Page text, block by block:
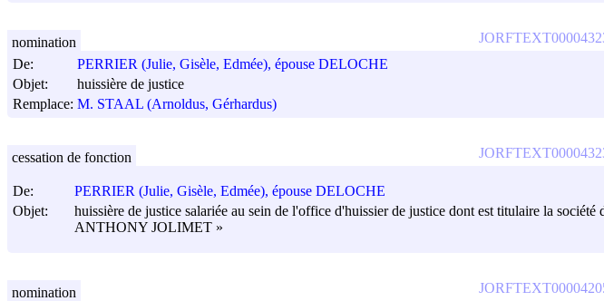
De:
PERRIER (Julie, Gisèle, Edmée), épouse DELOCHE
Objet:
huissière de justice
Remplace: M. STAAL (Arnoldus, Gérhardus)
nomination
De:
PERRIER (Julie, Gisèle, Edmée), épouse DELOCHE
Objet:
huissière de justice salariée au sein de l'office d'huissier de justice dont est titulaire la
ANTHONY JOLIMET »
cessation de fonction
nomination